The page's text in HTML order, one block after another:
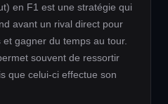
en F1 est une stratégie qui
avant un rival direct pour
gagner du temps au tour.
souvent de ressortir
que celui-ci effectue son